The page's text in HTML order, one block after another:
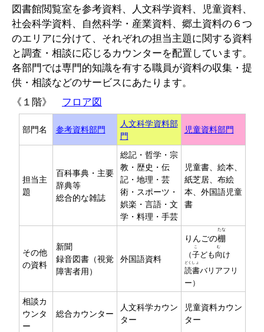
図書館閲覧室を参考資料、人文科学資料、児童資料、
社会科学資料、自然科学・産業資料、郷土資料の６つ
のエリアに分けて、それぞれの担当主題に関する資料
と調査・相談に応じるカウンターを配置しています。
各部門では専門的知識を有する職員が資料の収集・提
供・相談などのサービスにあたります。
《１階》 フロア図
部門名 参考資料部門
人文科学資料部
門
児童資料部門
担当主
題
百科事典・主要
辞典等
総合的な雑誌
総記・哲学・宗
教・歴史・伝
記・地理・芸
術・スポーツ・
娯楽・言語・文
学・料理・手芸
児童書、絵本、
紙芝居、布絵
本、外国語児童
書
その他
の資料
新聞
録音図書（視覚
障害者用）
外国語資料
りんごの棚
たな
（子
こ
ども向
む
け
読書
どくしょ
バリアフリ
ー）
相談カ
ウンタ
ー
総合カウンター
人文科学カウン
ター
児童資料カウン
ター